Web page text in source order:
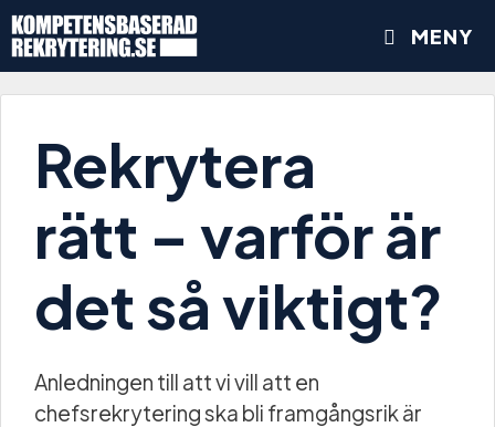
MENY
Rekrytera
rätt – varför är
det så viktigt?
Anledningen till att vi vill att en
chefsrekrytering ska bli framgångsrik är